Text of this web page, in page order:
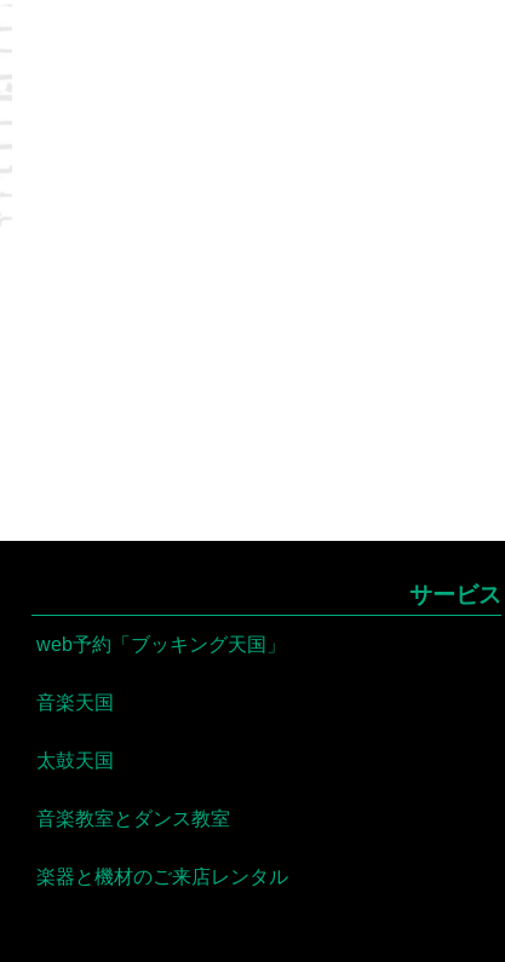
サービス
web予約「ブッキング天国」
音楽天国
太鼓天国
音楽教室とダンス教室
楽器と機材のご来店レンタル